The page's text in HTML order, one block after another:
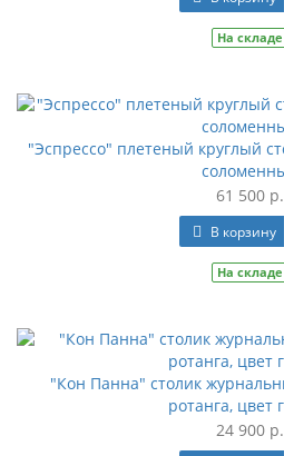
На складе
"Эспрессо" плетеный круглый
61 500 р.
В корзину
На складе
"Кон Панна" столик
ротанга, цвет
24 900 р.